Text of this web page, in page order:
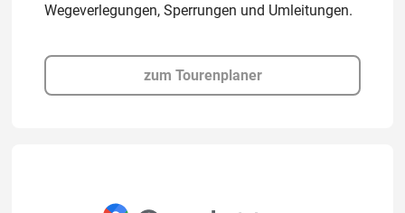
Wegeverlegungen, Sperrungen und Umleitungen.
zum Tourenplaner